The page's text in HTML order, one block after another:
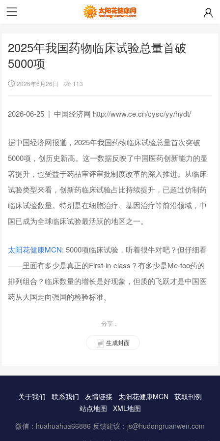
2025年我国药物临床试验总量首破
5000项
2026年6月26日 113
2026-06-25 | 中国经济网 http://www.ce.cn/cysc/yy/hydt/
据中国经济网报道，2025年我国药物临床试验总量首次突破
5000项，创历史新高。这一数据反映了中国医药创新能力的显
著提升，也受益于药品审评审批制度改革的深入推进。从临床
试验类型来看，创新药临床试验占比持续提升，已超过仿制药
临床试验数量。特别是在细胞治疗、基因治疗等前沿领域，中
国已成为全球临床试验最活跃的地区之一。
太阳花健康MCN: 5000项临床试验，听着很牛对吧？但仔细看
——里面有多少是真正的First-in-class？有多少是Me-too药的
排列组合？临床数量的增长是好现象，但质的飞跃才是中国医
药从大国走向强国的检验标准。
分享：
生成封面
关于我们 联系我们 友情链接 太阳花健康MCN
获取刊例
站点地图
XML地图
微信：huahuahua66886 反馈建议：js@hudongruanwen.com